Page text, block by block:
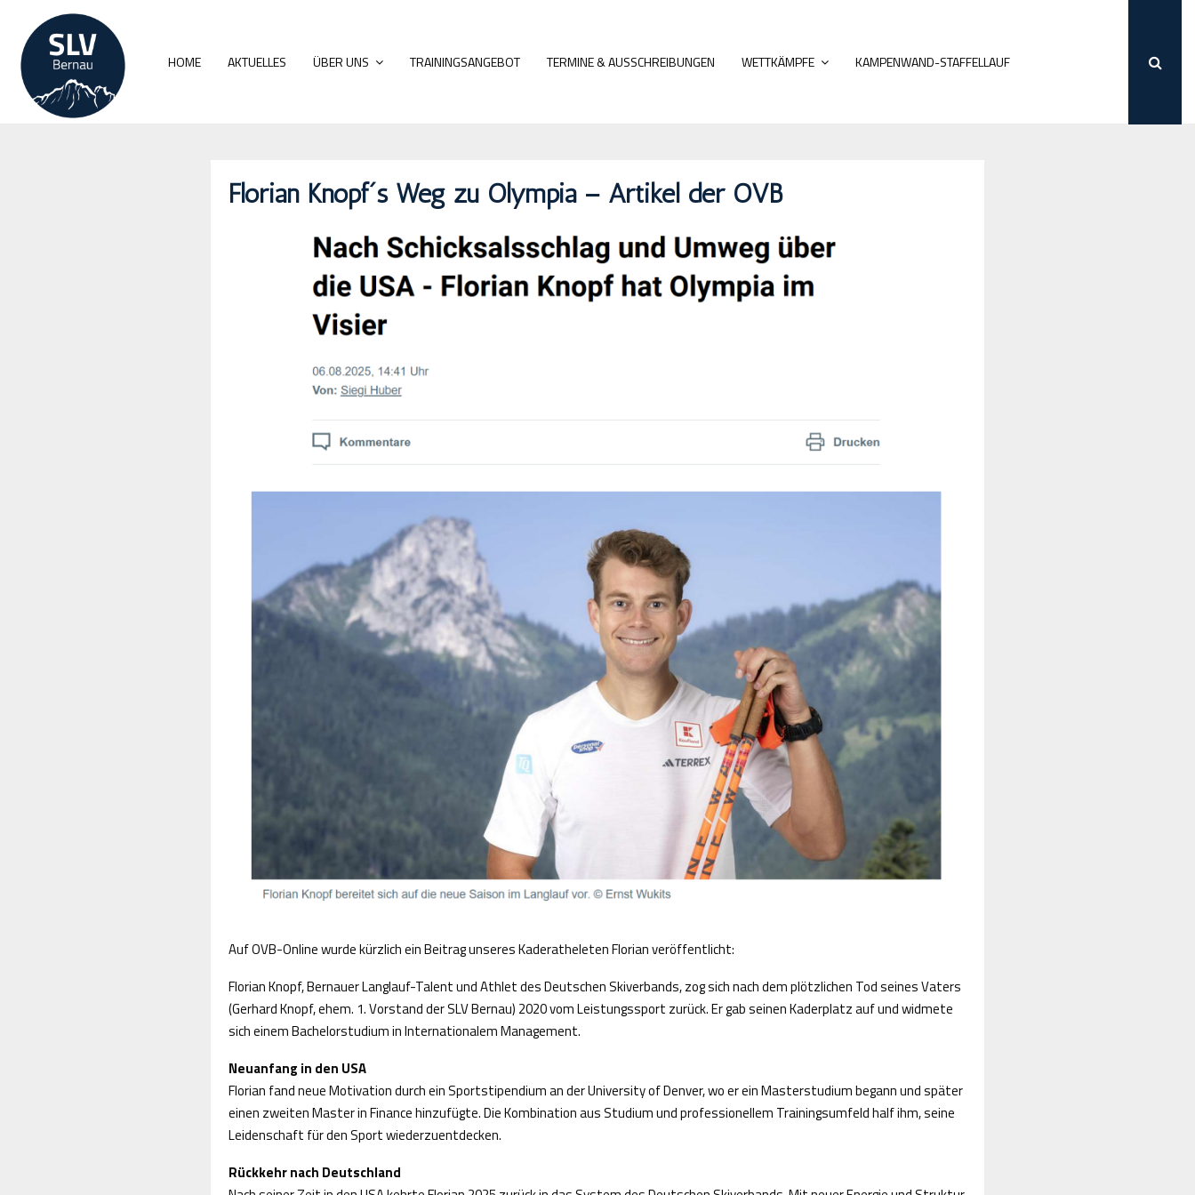
HOME AKTUELLES ÜBER UNS TRAININGSANGEBOT TERMINE & AUSSCHREIBUNGEN WETTKÄMPFE KAMPENWAND-STAFFELLAUF
Florian Knopf´s Weg zu Olympia – Artikel der OVB
Auf OVB-Online wurde kürzlich ein Beitrag unseres Kaderatheleten Florian veröffentlicht:
Florian Knopf, Bernauer Langlauf-Talent und Athlet des Deutschen Skiverbands, zog sich nach dem plötzlichen Tod seines Vaters
(Gerhard Knopf, ehem. 1. Vorstand der SLV Bernau) 2020 vom Leistungssport zurück. Er gab seinen Kaderplatz auf und widmete
sich einem Bachelorstudium in Internationalem Management.
Neuanfang in den USA
Florian fand neue Motivation durch ein Sportstipendium an der University of Denver, wo er ein Masterstudium begann und später
einen zweiten Master in Finance hinzufügte. Die Kombination aus Studium und professionellem Trainingsumfeld half ihm, seine
Leidenschaft für den Sport wiederzuentdecken.
Rückkehr nach Deutschland